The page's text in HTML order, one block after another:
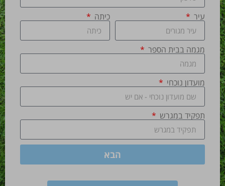
עיר כיתה
מגמה בבית הספר
מועדון נוכחי
תפקיד במגרש
הבא